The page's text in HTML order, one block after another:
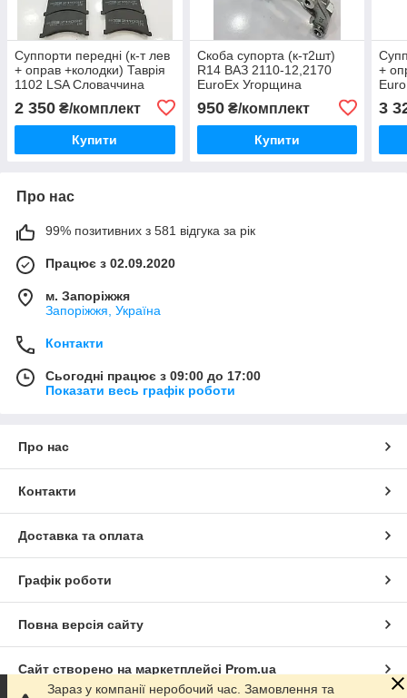
Суппорти передні (к-т лев
+ оправ +колодки) Таврія
1102 LSA Словаччина
2 350 ₴/комплект
Купити
Скоба супорта (к-т2шт)
R14 ВАЗ 2110-12,2170
EuroEx Угорщина
950₴/комплект
Купити
+
3
Про нас
99% позитивних з 581 відгука за рік
Працює з 02.09.2020
м. Запоріжжя
Запоріжжя, Україна
Контакти
Сьогодні працює з 09:00 до 17:00
Показати весь графік роботи
Про нас
Контакти
Доставка та оплата
Графік роботи
Повна версія сайту
Сайт створено на маркетплейсі Prom.ua
Зараз у компанії неробочий час. Замовлення та